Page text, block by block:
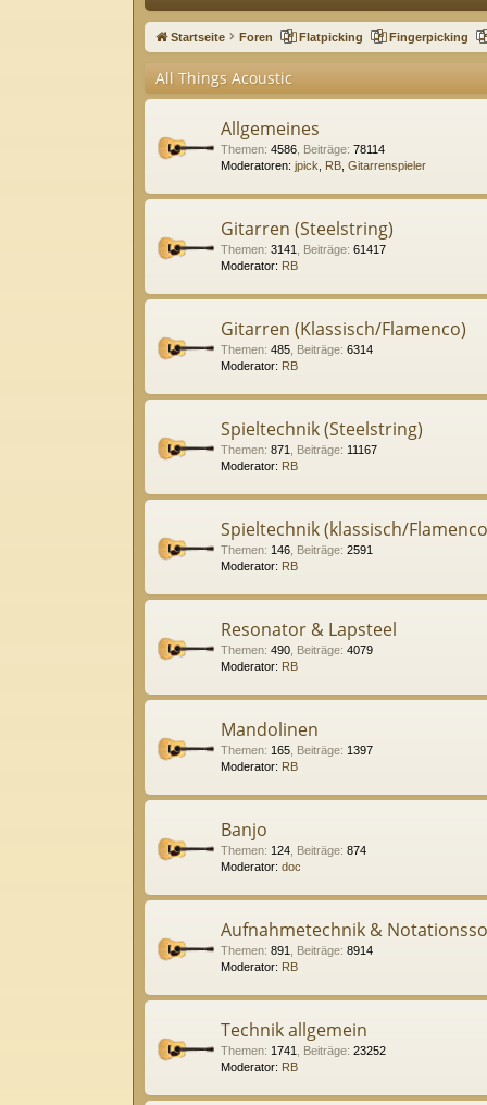
ne
ug
Startseite Foren Flatpicking Fingerpicking
All Things Acoustic
Allgemeines
Themen: 4586 Beiträge: 78114
Moderatoren: jpick RB Gitarrenspieler
Gitarren (Steelstring)
Themen: 3141 Beiträge: 61417
Moderator: RB
Gitarren (Klassisch/Flamenco)
Themen: 485 Beiträge: 6314
Moderator: RB
Spieltechnik (Steelstring)
Themen: 871 Beiträge: 11167
Moderator: RB
Spieltechnik (klassisch/
Themen: 146 Beiträge: 2591
Moderator: RB
Resonator & Lapsteel
Themen: 490 Beiträge: 4079
Moderator: RB
Mandolinen
Themen: 165 Beiträge: 1397
Moderator: RB
Banjo
Themen: 124 Beiträge: 874
Moderator: doc
Aufnahmetechnik &
Themen: 891 Beiträge: 8914
Moderator: RB
Technik allgemein
Themen: 1741 Beiträge: 23252
Moderator: RB